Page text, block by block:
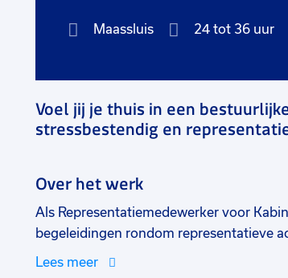
Maassluis 24 tot 36 uur
Voel jij je thuis in een
stressbestendig en
Over het werk
Als Representatiemedewerker voor
begeleidingen rondom representatieve
wethouders. Jij zorgt voor de
Lees meer